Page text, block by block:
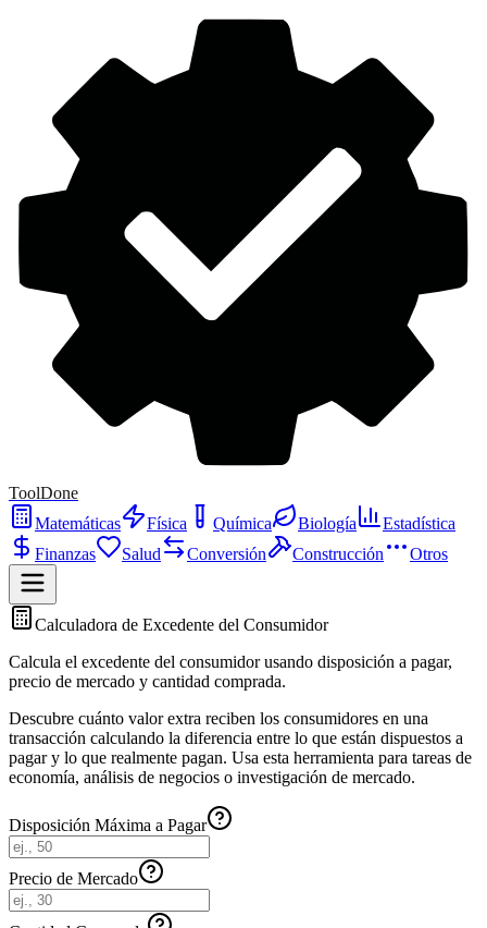
ToolDone
Matemáticas
Física Química Biología
Estadística
Finanzas
Salud Conversión Construcción Otros
Calculadora de Excedente del Consumidor
Calcula el excedente del consumidor usando disposición a pagar,
precio de mercado y cantidad comprada.
Descubre cuánto valor extra reciben los consumidores en una
transacción calculando la diferencia entre lo que están dispuestos a
pagar y lo que realmente pagan. Usa esta herramienta para tareas de
economía, análisis de negocios o investigación de mercado.
Disposición Máxima a Pagar
Precio de Mercado